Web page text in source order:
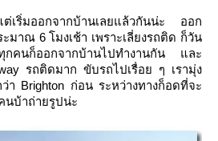
ต่เริ่มออกจากบ้านเลยแล้วกันน่ะ ออก
มาณ 6 โมงเช้า เพราะเลี่ยงรถติด ก็วัน
กคนก็ออกจากบ้านไปทำงานกัน และ
รถติดมาก ขับรถไปเรื่อย ๆ เรามุ่ง
ว่า Brighton ก่อน ระหว่างทางก็อดที่จะ
นบ้าถ่ายรูปน่ะ